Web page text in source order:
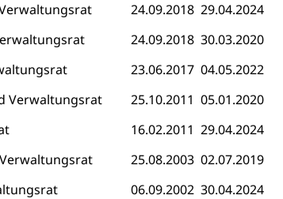
24.09.2018 29.04.2024
24.09.2018 30.03.2020
23.06.2017 04.05.2022
Verwaltungsrat
25.10.2011 05.01.2020
16.02.2011 29.04.2024
25.08.2003 02.07.2019
06.09.2002 30.04.2024
Grundfreiheiten, Pluralismus